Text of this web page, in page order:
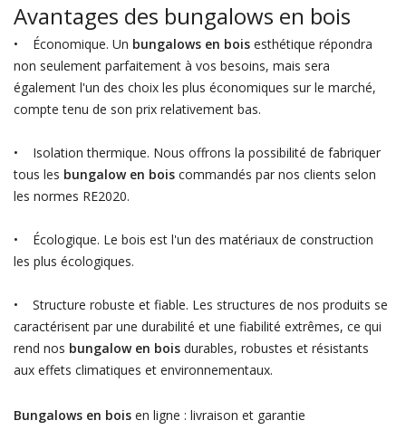
Avantages des bungalows en bois
• Économique. Un bungalows en boisesthétique répondra
non seulement parfaitement à vos besoins, mais sera
également l'un des choix les plus économiques sur le marché,
compte tenu de son prix relativement bas.
• Isolation thermique. Nous offrons la possibilité de fabriquer
tous les bungalow en boiscommandés par nos clients selon
les normes RE2020.
• Écologique. Le bois est l'un des matériaux de construction
les plus écologiques.
• Structure robuste et fiable. Les structures de nos produits se
caractérisent par une durabilité et une fiabilité extrêmes, ce qui
rend nos bungalow en bois durables, robustes et résistants
aux effets climatiques et environnementaux.
Bungalows en boisen ligne : livraison et garantie